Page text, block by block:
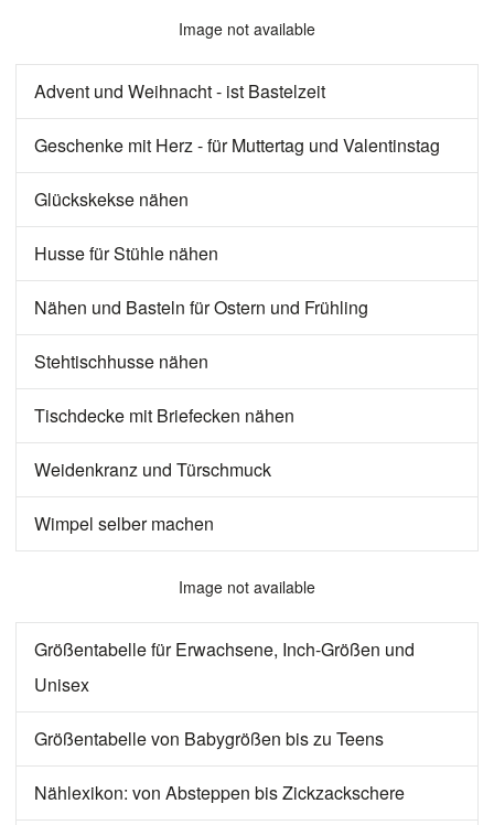
Image not available
Advent und Weihnacht - ist Bastelzeit
Geschenke mit Herz - für Muttertag und Valentinstag
Glückskekse nähen
Husse für Stühle nähen
Nähen und Basteln für Ostern und Frühling
Stehtischhusse nähen
Tischdecke mit Briefecken nähen
Weidenkranz und Türschmuck
Wimpel selber machen
Image not available
Größentabelle für Erwachsene, Inch-Größen und
Unisex
Größentabelle von Babygrößen bis zu Teens
Nählexikon: von Absteppen bis Zickzackschere